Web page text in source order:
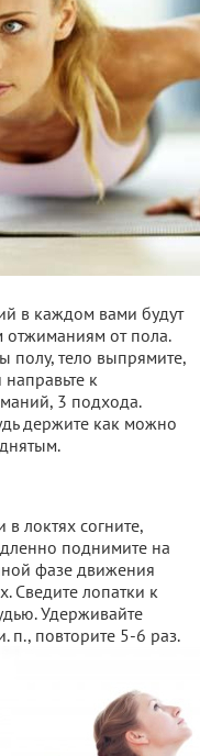
в каждом вами будут
от пола.
полу, тело выпрямите,
к
3 подхода.
держите как можно
в локтях согните,
поднимите на
фазе движения
Сведите лопатки к
Удерживайте
п., повторите 5-6 раз.